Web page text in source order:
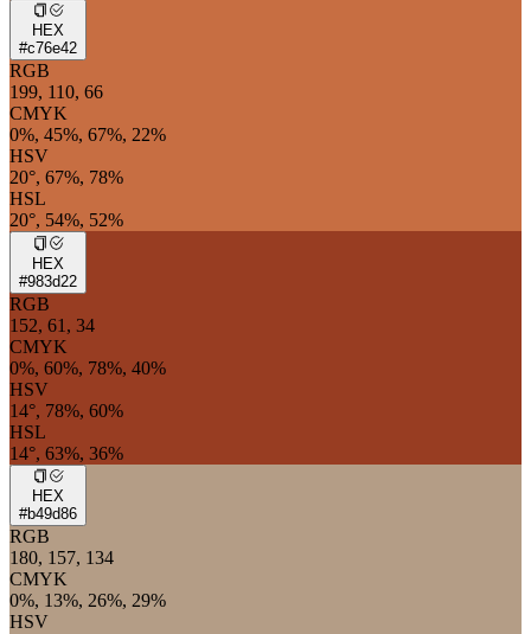
HEX
#c76e42
RGB
199, 110, 66
CMYK
0%, 45%, 67%, 22%
HSV
20°, 67%, 78%
HSL
20°, 54%, 52%
HEX
#983d22
RGB
152, 61, 34
CMYK
0%, 60%, 78%, 40%
HSV
14°, 78%, 60%
HSL
14°, 63%, 36%
HEX
#b49d86
RGB
180, 157, 134
CMYK
0%, 13%, 26%, 29%
HSV